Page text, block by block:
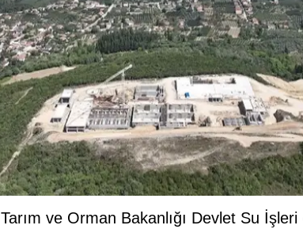
Tarım ve Orman Bakanlığı Devlet Su